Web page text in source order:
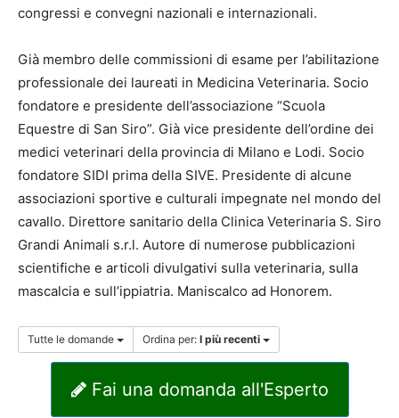
congressi e convegni nazionali e internazionali.
Già membro delle commissioni di esame per l’abilitazione
professionale dei laureati in Medicina Veterinaria. Socio
fondatore e presidente dell’associazione “Scuola
Equestre di San Siro”. Già vice presidente dell’ordine dei
medici veterinari della provincia di Milano e Lodi. Socio
fondatore SIDI prima della SIVE. Presidente di alcune
associazioni sportive e culturali impegnate nel mondo del
cavallo. Direttore sanitario della Clinica Veterinaria S. Siro
Grandi Animali s.r.l. Autore di numerose pubblicazioni
scientifiche e articoli divulgativi sulla veterinaria, sulla
mascalcia e sull’ippiatria. Maniscalco ad Honorem.
Tutte le domande Ordina per: I più recenti
Fai una domanda all'Esperto